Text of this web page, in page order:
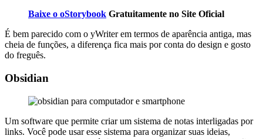
Baixe o oStorybook Gratuitamente no Site Oficial
É bem parecido com o yWriter em termos de aparência antiga, mas
cheia de funções, a diferença fica mais por conta do design e gosto
do freguês.
Obsidian
Um software que permite criar um sistema de notas interligadas por
links. Você pode usar esse sistema para organizar suas ideias,